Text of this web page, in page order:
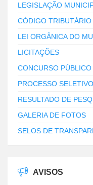
LEGISLAÇÃO
CÓDIGO TRIBUTÁRIO
LEI ORGÂNICA DO
LICITAÇÕES
CONCURSO PÚBLICO
PROCESSO SELETIVO
RESULTADO DE
GALERIA DE FOTOS
SELOS DE
AVISOS